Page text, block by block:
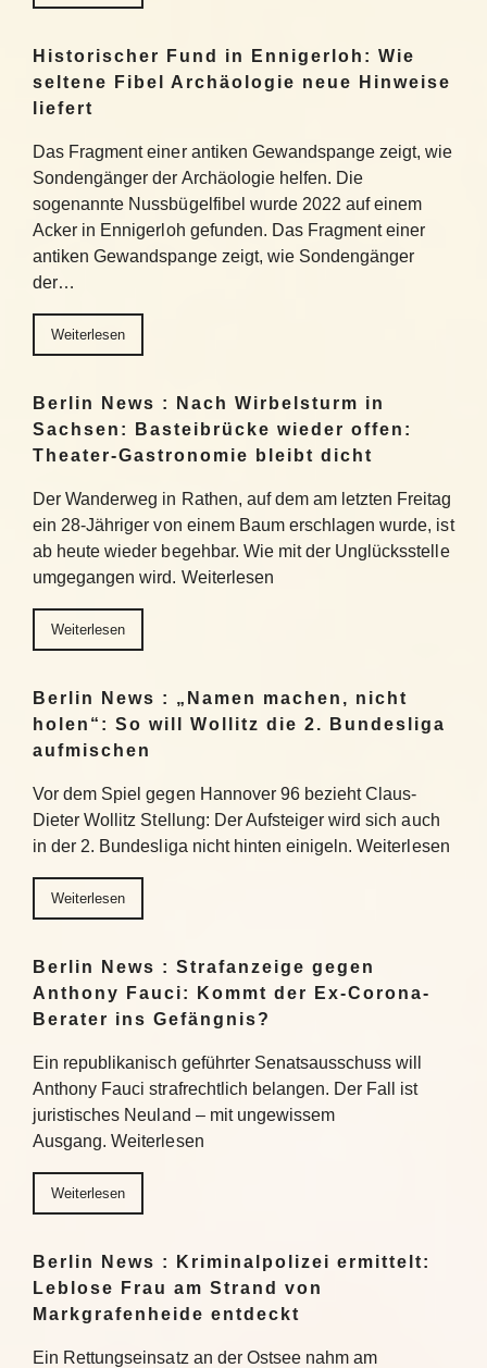
Historischer Fund in Ennigerloh: Wie
seltene Fibel Archäologie neue Hinweise
liefert
Das Fragment einer antiken Gewandspange zeigt, wie
Sondengänger der Archäologie helfen. Die
sogenannte Nussbügelfibel wurde 2022 auf einem
Acker in Ennigerloh gefunden. Das Fragment einer
antiken Gewandspange zeigt, wie Sondengänger
der…
Weiterlesen
Berlin News : Nach Wirbelsturm in
Sachsen: Basteibrücke wieder offen:
Theater-Gastronomie bleibt dicht
Der Wanderweg in Rathen, auf dem am letzten Freitag
ein 28-Jähriger von einem Baum erschlagen wurde, ist
ab heute wieder begehbar. Wie mit der Unglücksstelle
umgegangen wird. Weiterlesen
Weiterlesen
Berlin News : „Namen machen, nicht
holen“: So will Wollitz die 2. Bundesliga
aufmischen
Vor dem Spiel gegen Hannover 96 bezieht Claus-
Dieter Wollitz Stellung: Der Aufsteiger wird sich auch
in der 2. Bundesliga nicht hinten einigeln. Weiterlesen
Weiterlesen
Berlin News : Strafanzeige gegen
Anthony Fauci: Kommt der Ex-Corona-
Berater ins Gefängnis?
Ein republikanisch geführter Senatsausschuss will
Anthony Fauci strafrechtlich belangen. Der Fall ist
juristisches Neuland – mit ungewissem
Ausgang. Weiterlesen
Weiterlesen
Berlin News : Kriminalpolizei ermittelt:
Leblose Frau am Strand von
Markgrafenheide entdeckt
Ein Rettungseinsatz an der Ostsee nahm am